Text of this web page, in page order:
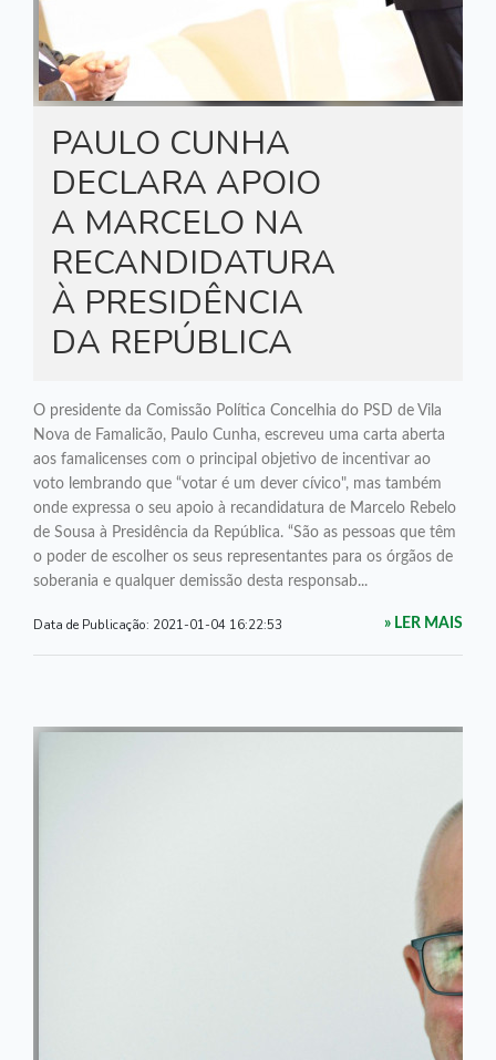
PAULO CUNHA
DECLARA APOIO
A MARCELO NA
RECANDIDATURA
À PRESIDÊNCIA
DA REPÚBLICA
O presidente da Comissão Política Concelhia do PSD de Vila
Nova de Famalicão, Paulo Cunha, escreveu uma carta aberta
aos famalicenses com o principal objetivo de incentivar ao
voto lembrando que “votar é um dever cívico", mas também
onde expressa o seu apoio à recandidatura de Marcelo Rebelo
de Sousa à Presidência da República. “São as pessoas que têm
o poder de escolher os seus representantes para os órgãos de
soberania e qualquer demissão desta responsab...
» LER MAIS
Data de Publicação: 2021-01-04 16:22:53